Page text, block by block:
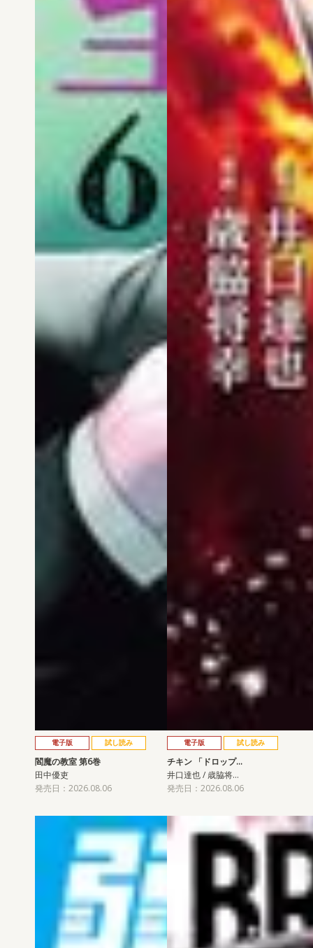
電子版 試し読み
閻魔の教室 第6巻
田中優吏
発売日：2026.08.06
電子版 試し読み
チキン 「ドロップ…
井口達也 / 歳脇将…
発売日：2026.08.06